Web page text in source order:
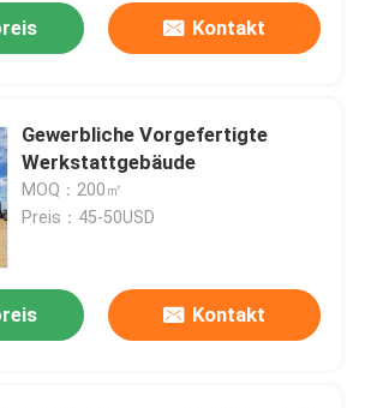
Kontakt
Gewerbliche Vorgefertigte
Werkstattgebäude
MOQ：200㎡
Preis：45-50USD
Kontakt